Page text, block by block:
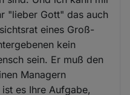
"lieber Gott" das auch
eines Groß-
kein
sein. Er muß den
Managern
es Ihre Aufgabe,